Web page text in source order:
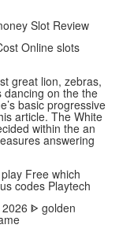
Slot Review
Online slots
great lion, zebras,
dancing on the the
basic progressive
article. The White
within the an
answering
Free which
codes Playtech
ᐈ golden